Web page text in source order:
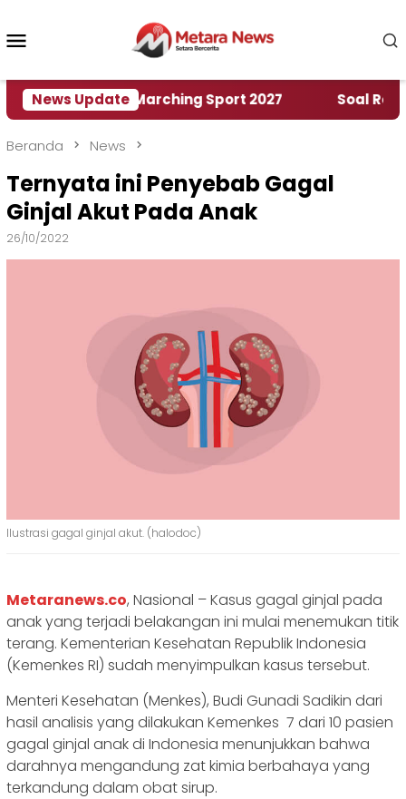
konten
News Update
World Marching Sport 2027 ‎Soal Rencana
Beranda News
Ternyata ini Penyebab Gagal
Ginjal Akut Pada Anak
26/10/2022
Ilustrasi gagal ginjal akut. (halodoc)
Metaranews.co, Nasional – Kasus gagal ginjal pada
anak yang terjadi belakangan ini mulai menemukan titik
terang. Kementerian Kesehatan Republik Indonesia
(Kemenkes RI) sudah menyimpulkan kasus tersebut.
Menteri Kesehatan (Menkes), Budi Gunadi Sadikin dari
hasil analisis yang dilakukan Kemenkes 7 dari 10 pasien
gagal ginjal anak di Indonesia menunjukkan bahwa
darahnya mengandung zat kimia berbahaya yang
terkandung dalam obat sirup.